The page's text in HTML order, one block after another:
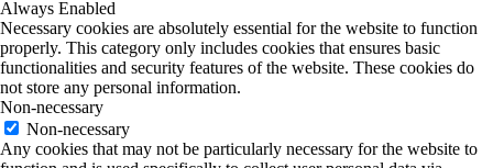
Always Enabled
Necessary cookies are absolutely essential for the website to function
properly. This category only includes cookies that ensures basic
functionalities and security features of the website. These cookies do
not store any personal information.
Non-necessary
Non-necessary
Any cookies that may not be particularly necessary for the website to